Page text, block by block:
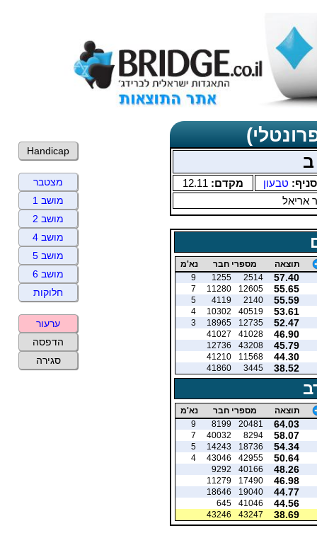
ב
סניף: טבעון מקדם: 12.11
אריאל
תוצאה מספרי חבר נא'מ
57.40
2514
1255
9
55.65
12605
11280
7
55.59
2140
4119
5
53.61
40519
10302
4
52.47
12735
18965
3
46.90
41028
41027
45.79
43208
12736
44.30
11568
41210
38.52
3445
41860
תוצאה מספרי חבר נא'מ
64.03
20481
8199
9
58.07
8294
40032
7
54.34
18736
14243
5
50.64
42955
43046
4
48.26
40166
9292
46.98
17490
11279
44.77
19040
18646
44.56
41046
645
38.69
43247
43246
Handicap
מצטבר
מושב 1
מושב 2
מושב 4
מושב 5
מושב 6
חלוקות
ערעור
הדפסה
סגירה